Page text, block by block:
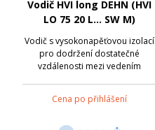
Vodič HVI long DEHN (HVI
LO 75 20 L... SW M)
Vodič s vysokonapěťovou izolací
pro dodržení dostatečné
vzdálenosti mezi vedením
EN 62305. Použití do ekvivalentní
Cena po přihlášení